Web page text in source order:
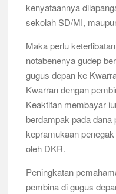
kenyataannya
sekolah SD/MI,
Maka perlu
notabenenya gudep
gugus depan ke
Kwarran dengan
Keaktifan membayar
berdampak pada
kepramukaan
oleh DKR.
Peningkatan
pembina di gugus